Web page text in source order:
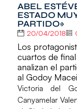
ABEL
ESTADO
PARTIDO»
20/04/2018
Los
cuartos de
analizan el
al Godoy
Victoria del
Canyamelar